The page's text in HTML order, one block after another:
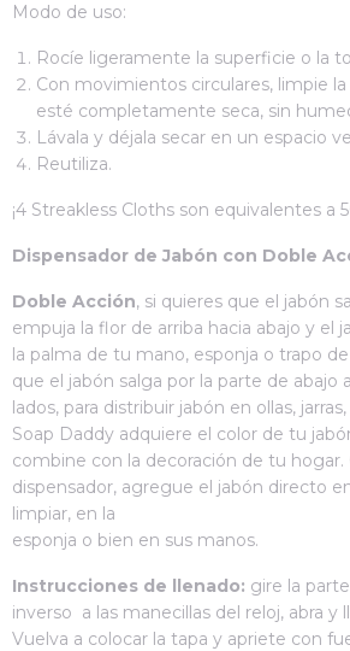
Modo de uso:
Rocíe ligeramente la superficie o la
Con movimientos circulares, limpie
esté completamente seca, sin
Lávala y déjala secar en un espacio
Reutiliza.
¡4 Streakless Cloths son equivalentes a
Dispensador de Jabón con Doble
Doble Acción, si quieres que el jabón
empuja la flor de arriba hacia abajo y el
la palma de tu mano, esponja o trapo
que el jabón salga por la parte de abajo
lados, para distribuir jabón en ollas,
Soap Daddy adquiere el color de tu
combine con la decoración de tu
dispensador, agregue el jabón directo
limpiar, en la
esponja o bien en sus manos.
Instrucciones de llenado: gire la
inverso a las manecillas del reloj, abra y
Vuelva a colocar la tapa y apriete con